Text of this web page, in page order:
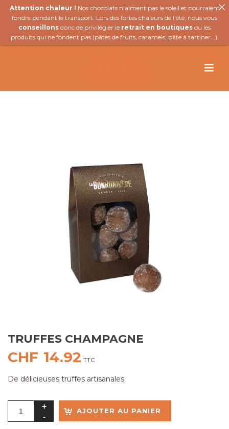
TRUFFES CHAMPAGNE
CHF 14.92 TTC
De délicieuses truffes artisanales
AJOUTER AU PANIER
Attention chaleur ! Nos chocolats n'aiment pas le soleil et pourraient
fondre pendant le transport. Lors des fortes chaleurs de l'été, nous vous
conseillons donc de privilégier le retrait en boutiques ou les
produits qui ne fondent pas (pâtes de fruits, caramels, pâte à tartiner...).